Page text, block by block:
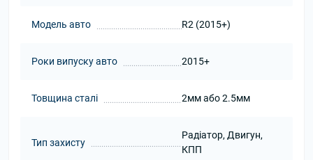
Модель авто R2 (2015+)
Роки випуску авто 2015+
Товщина сталі 2мм або 2.5мм
Тип захисту
Радіатор, Двигун,
КПП